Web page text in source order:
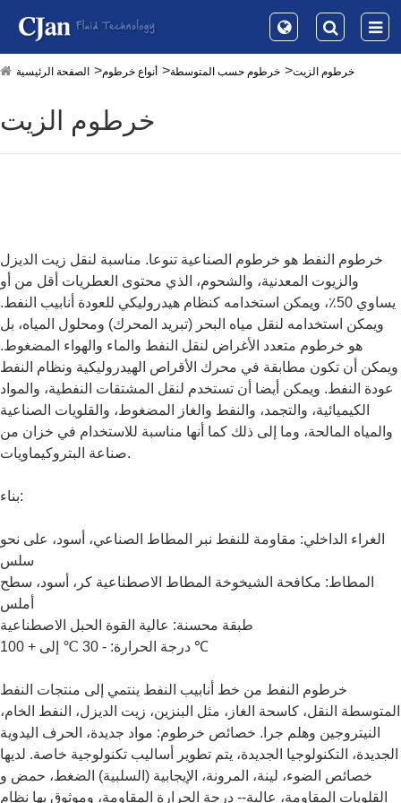
الصفحة الرئيسية أنواع خرطوم خرطوم حسب المتوسطة خرطوم الزيت
خرطوم الزيت
خرطوم النفط هو خرطوم الصناعية تنوعا. مناسبة لنقل زيت الديزل
والزيوت المعدنية، والشحوم، الذي محتوى العطريات أقل من أو
يساوي 50٪، ويمكن استخدامه كنظام هيدروليكي للعودة أنابيب النفط.
ويمكن استخدامه لنقل مياه البحر (تبريد المحرك) ومحلول المياه، بل
هو خرطوم متعدد الأغراض لنقل النفط والماء والهواء المضغوط.
ويمكن أن تكون مطابقة في محرك الأقراص الهيدروليكية ونظام النفط
عودة النفط. ويمكن أيضا أن تستخدم لنقل المشتقات النفطية، والمواد
الكيميائية، والتجمد، والنفط والغاز المضغوط، والقلويات الصناعية
والمياه المالحة، وما إلى ذلك كما أنها مناسبة للاستخدام في خزان من
صناعة البتروكيماويات.
بناء:
الغراء الداخلي: مقاومة للنفط نبر المطاط الصناعي، أسود، على نحو
سلس
المطاط: مكافحة الشيخوخة المطاط الاصطناعية كر، أسود، سطح
أملس
طبقة محسنة: عالية القوة الحبل الاصطناعية
درجة الحرارة: - 30 ℃ إلى + 100 ℃
خرطوم النفط من خط أنابيب النفط ينتمي إلى منتجات النفط
المتوسطة النقل، كاسحة الغاز، مثل البنزين، زيت الديزل، النفط الخام،
النيتروجين وهلم جرا. خصائص خرطوم: مواد جديدة، الحرف اليدوية
الجديدة، التكنولوجيا الجديدة، يتم تطوير أساليب تكنولوجية خاصة. لديها
خصائص الضوء، لينة، المرونة، الإيجابية (السلبية) الضغط، حمض و
القلويات المقاومة، عالية-- درجة الحرارة المقاومة، وموثوق بها نظام